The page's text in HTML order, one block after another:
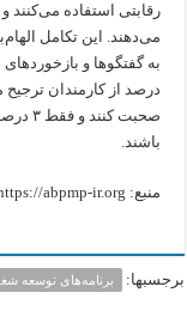
رقابتی استفاده می‌کنند
می‌دهند. این تکامل
درصد از کارمندان
صحبت
باشند.
منبع: https://abpmp-ir.org/
برجسبها: برنامه‌های توسعه